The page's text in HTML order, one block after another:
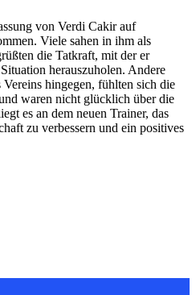
von Verdi Cakir auf
Viele sahen in ihm als
die Tatkraft, mit der er
herauszuholen. Andere
hingegen, fühlten sich die
waren nicht glücklich über die
es an dem neuen Trainer, das
zu verbessern und ein positives